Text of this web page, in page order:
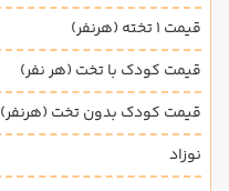
قیمت 1 تخته (هرنفر)
قیمت کودک با تخت (هر نفر)
قیمت کودک بدون تخت (هرنفر)
نوزاد